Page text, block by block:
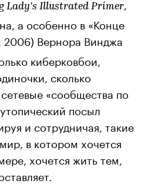
Lady's Illustrated Primer
а особенно в «Конце
, 2006) Вернора Винджа
киберковбои,
сколько
«сообщества по
посыл
и сотрудничая, такие
в котором хочется
хочется жить тем,